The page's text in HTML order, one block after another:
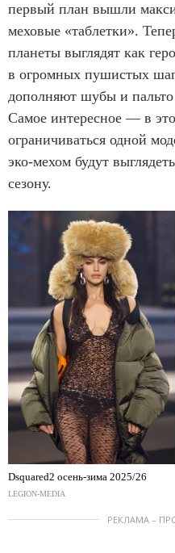
первый план вышли
меховые «таблетки».
планеты выглядят как
в огромных пушистых
дополняют шубы и
Самое интересное — в
ограничиваться одной
эко-мехом будут
сезону.
Dsquared2 осень-зима 2025/26
LEGION-MEDIA
РЕКЛАМА –